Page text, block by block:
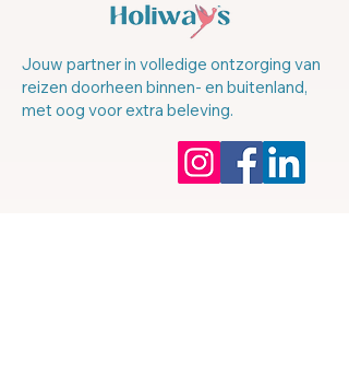
Jouw partner in volledige ontzorging van
reizen doorheen binnen- en buitenland,
met oog voor extra beleving.